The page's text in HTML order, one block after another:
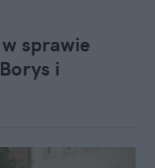
w sprawie
i